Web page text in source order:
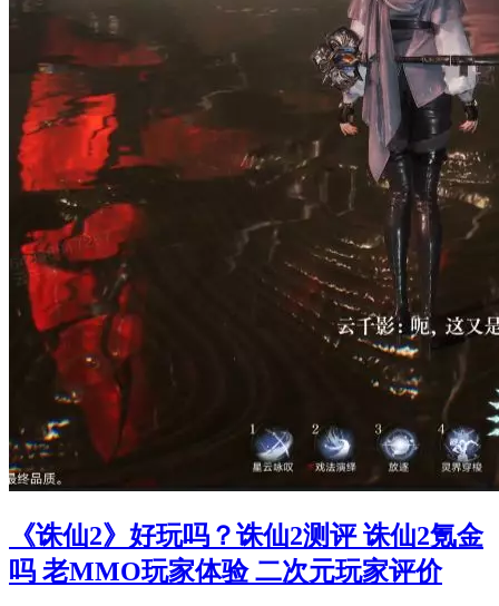
《诛仙2》好玩吗？诛仙2测评 诛仙2氪金
吗 老MMO玩家体验 二次元玩家评价